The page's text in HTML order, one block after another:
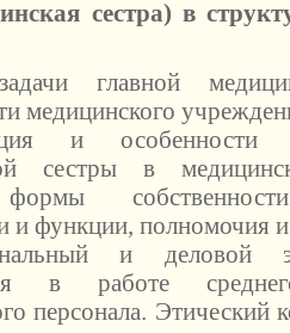
сестра) в
главной
медицинского
и особенности
сестры в
и функции, полномочия и
и деловой
в работе
персонала. Этический